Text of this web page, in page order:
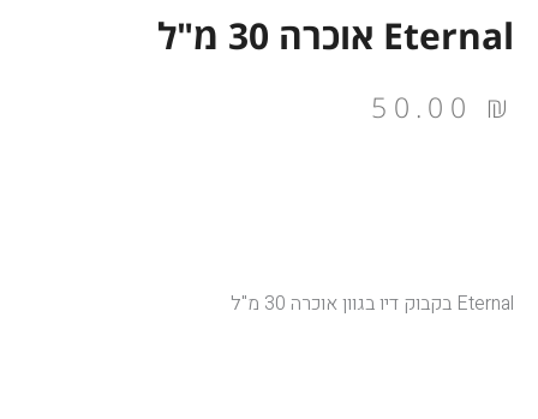
Eternal אוכרה 30 מ"ל
50.00 ₪
Eternal בקבוק דיו בגוון אוכרה 30 מ"ל